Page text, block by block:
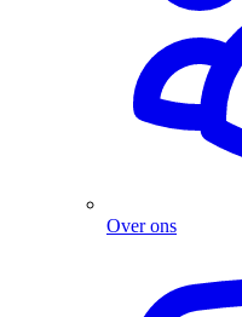
Over ons